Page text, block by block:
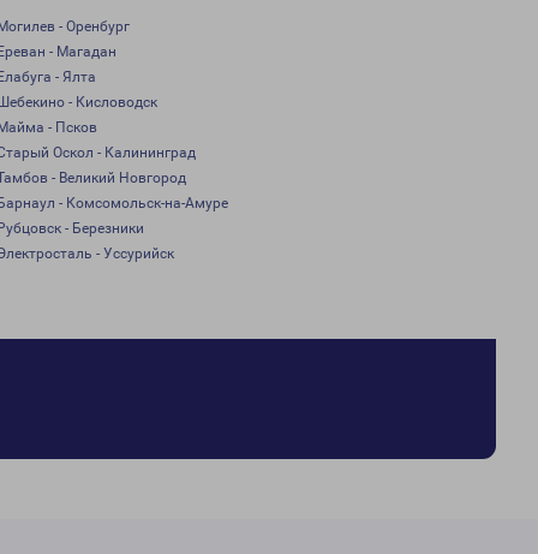
- Оренбург
- Магадан
- Ялта
- Кисловодск
- Псков
Оскол - Калининград
- Великий Новгород
- Комсомольск-на-Амуре
- Березники
- Уссурийск